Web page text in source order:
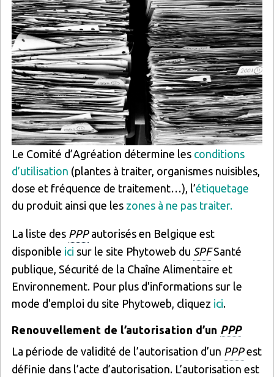
Le Comité d’Agréation détermine les conditions
d’utilisation (plantes à traiter, organismes nuisibles,
dose et fréquence de traitement…), l’étiquetage
du produit ainsi que les zones à ne pas traiter.
La liste des PPPautorisés en Belgique est
disponible ici sur le site Phytoweb du SPFSanté
publique, Sécurité de la Chaîne Alimentaire et
Environnement. Pour plus d'informations sur le
mode d'emploi du site Phytoweb, cliquez ici.
Renouvellement de l’autorisation d’un PPP
La période de validité de l’autorisation d’un PPPest
définie dans l’acte d’autorisation. L’autorisation est